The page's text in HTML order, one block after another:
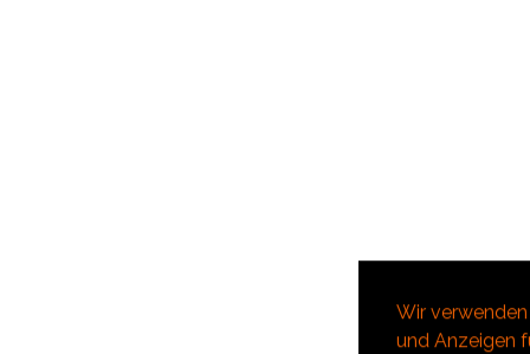
Wir
und Anzeigen